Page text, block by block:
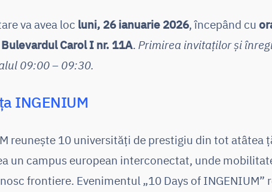
va avea loc luni, 26 ianuarie 2026, începând cu
Carol I nr. 11A. Primirea invitaților și
09:00 – 09:30.
INGENIUM
reunește 10 universități de prestigiu din tot atâtea
un campus european interconectat, unde
frontiere. Evenimentul „10 Days of INGENIUM”